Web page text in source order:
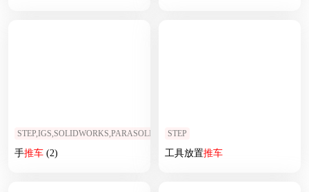
STEP,IGS,SOLIDWORKS,PARASOLID
手推车(2)
STEP
工具放置推车